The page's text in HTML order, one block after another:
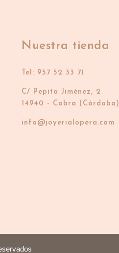
Nuestra tienda
Tel: 957 52 33 71
C/ Pepita Jiménez, 2
14940 - Cabra (Córdoba)
info@joyerialopera.com